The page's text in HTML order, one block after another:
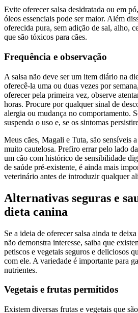
Evite oferecer salsa desidratada ou em
óleos essenciais pode ser maior. Além
oferecida pura, sem adição de sal, alho,
que são tóxicos para cães.
Frequência e observação
A salsa não deve ser um item diário na
oferecê-la uma ou duas vezes por
oferecer pela primeira vez, observe
horas. Procure por qualquer sinal de
alergia ou mudança no comportamento.
suspenda o uso e, se os sintomas
Meus cães, Magali e Tuta, são sensíveis
muito cautelosa. Prefiro errar pelo lado
um cão com histórico de sensibilidade
de saúde pré-existente, é ainda mais
veterinário antes de introduzir qualquer
Alternativas seguras e
dieta canina
Se a ideia de oferecer salsa ainda te
não demonstra interesse, saiba que
petiscos e vegetais seguros e deliciosos
com ele. A variedade é importante para
nutrientes.
Vegetais e frutas permitidos
Existem diversas frutas e vegetais que